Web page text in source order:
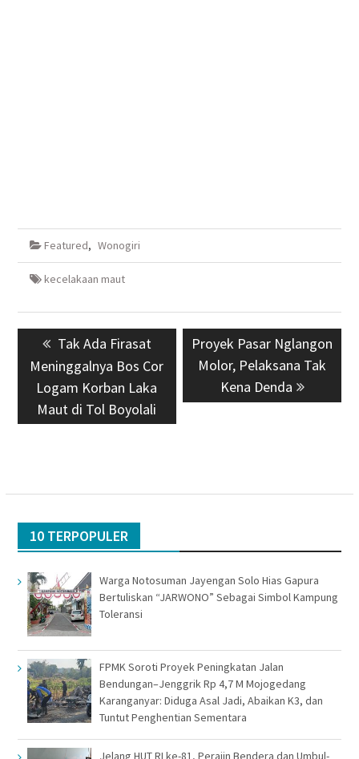
Featured, Wonogiri
kecelakaan maut
Navigasi
Previous
post:
Tak Ada Firasat
Meninggalnya Bos Cor
Logam Korban Laka
Maut di Tol Boyolali
Next
post:
Proyek Pasar Nglangon
Molor, Pelaksana Tak
Kena Denda
10 TERPOPULER
Warga Notosuman Jayengan Solo Hias Gapura
Bertuliskan “JARWONO” Sebagai Simbol Kampung
Toleransi
FPMK Soroti Proyek Peningkatan Jalan
Bendungan–Jenggrik Rp 4,7 M Mojogedang
Karanganyar: Diduga Asal Jadi, Abaikan K3, dan
Tuntut Penghentian Sementara
Jelang HUT RI ke-81, Perajin Bendera dan Umbul-